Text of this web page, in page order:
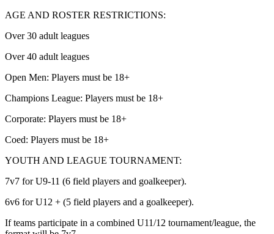
AGE AND ROSTER RESTRICTIONS:​​​​‌ ‍ ​‍​‍‌‍ ‌ ​‍‌‍‍‌‌‍‌ ‌‍‍‌‌‍ ‍​‍​‍​ ‍‍​‍​‍‌ ​ ‌‍​‌‌‍ ‍‌‍‍‌‌ ‌​‌ ‍‌​‍ ‍‌‍‍‌‌‍ ​‍​‍​‍ ​​‍​‍‌‍‍​‌ ​‍‌‍‌‌‌‍‌‍​‍​‍​ ‍‍​‍​‍‌‍‍​‌ ‌​‌ ‌​‌ ​​‌ ​ ​ ‍‍​‍ ​‍ ‌‍​ ‌‍‍​‌‍‌‌‌‍ ​‌ ​ ‌‍‌‌‌‍​‌‌ ​​‌‍‍‌‌‍‌‌‌ ​‍‌ ​ ​‍ ‍‌ ​ ‌‍​‌‌‍ ‍‌‍‍‌‌ ‌​‌ ‍‌​‍ ‍‌ ​ ‌ ‌​‌ ‌‌‌‍‌​‌‍‍‌‌‍ ​‍ ‌‍‍‌‌‍ ‍‌ ‌​‌‍‌‌‌‍ ‍‌ ‌​​‍ ‌‍‌‌‌‍‌​‌‍‍‌‌ ‌​​‍ ‌‍ ‌‌‍ ‌‍‌​‌‍‌‌​ ‌‌ ​​‌ ​‍‌‍‌‌‌ ​ ‌‍‌‌‌‍ ‍‌ ‌​‌‍​‌‌ ‌​‌‍‍‌‌‍ ‌‍ ‍​ ‍ ‌‍‍‌‌‍‌​​ ‌‌‍​‍​ ‌‌​ ‍​​ ‍‌​ ​‌​ ‍​‌‍‌‍​ ‍​​‍ ‌‌‍​‌‌‍​ ​ ‍​​ ‌​​‍ ‌​ ‌​​ ‌ ‌‍​‍​ ​‌​‍ ‌​ ‍​​ ​​​ ‌‌‌‍‌​​‍ ‌​ ​​​ ‌ ​ ​‌‌‍‌‍​ ​‌​ ‌‌​ ‍​​ ‍‌​ ‍​​ ‌‌​ ‌‌​ ​​​ ‍ ‌ ‌​‌ ‍‌‌ ​​‌‍‌‌​ ‌‌‍‌‍‌‍​‌‌ ​‌​ ‍ ‌ ​​‌‍​‌‌ ‌​‌‍‍​​ ‌‌ ​‍‌‍‍‌‌‍​ ‌‍‍​‌‌‌​‌‍‌‌‌ ‍​‌ ‌​​‍‌‌​ ‌‌‌​​‍‌‌ ‌‍‍ ‌‍‌‌‌ ‍‌​‍‌‌​ ​ ‌​‌​​‍‌‌​ ​ ‌​‌​​‍‌‌​ ​‍​ ​‍‌‍‌‍​ ​ ‌‍​ ‌‍‌‍‌‍‌‍​ ‌ ​ ​‌​ ​‍‌‍​‍​ ‍‌‌‍​‍​ ‌‍​‍‌‌​ ​‍​ ​‍​‍‌‌​ ‌‌‌​‌​​‍ ‍‌‍​ ‌‍‍​‌‍‍‌‌‍ ​‌‍‌​‌ ​‍‌‍‌‌‌‍ ‍​‍‌‌​ ‌‌‌​​‍‌‌ ‌‍‍ ‌‍‌‌‌ ‍‌​‍‌‌​ ​ ‌​‌​​‍‌‌​ ​ ‌​‌​​‍‌‌​ ​‍​ ​‍​ ‌​​ ‌​‌‍‌​‌‍​‌​ ‌‍​ ‌ ​ ​‍​ ‍‌​ ​‍‌‍‌​​ ‌‌​ ‌‍​‍‌‌​ ​‍​ ​‍​‍‌‌​ ‌‌‌​‌​​‍ ‍‌ ‌​‌‍‌‌‌ ‍​‌ ‌​​ ‌‍​‍‌‍​‌‌ ​ ‌‍‌‌‌‌‌‌‌ ​‍‌‍ ​​ ‌‌‍‍​‌ ‌​‌ ‌​‌ ​​‌ ​ ​‍‌‌​ ​ ‌​​‌​‍‌‌​ ​‍‌​‌‍​‍‌‌​ ​‍‌​‌‍‌‍​ ‌‍‍​‌‍‌‌‌‍ ​‌ ​ ‌‍‌‌‌‍​‌‌ ​​‌‍‍‌‌‍‌‌‌ ​‍‌ ​ ​‍ ‍‌ ​ ‌‍​‌‌‍ ‍‌‍‍‌‌ ‌​‌ ‍‌​‍ ‍‌ ​ ‌ ‌​‌ ‌‌‌‍‌​‌‍‍‌‌‍ ​‍‌‍‌‍‍‌‌‍‌​​ ‌‌‍​‍​ ‌‌​ ‍​​ ‍‌​ ​‌​ ‍​‌‍‌‍​ ‍​​‍ ‌‌‍​‌‌‍​ ​ ‍​​ ‌​​‍ ‌​ ‌​​ ‌ ‌‍​‍​ ​‌​‍ ‌​ ‍​​ ​​​ ‌‌‌‍‌​​‍ ‌​ ​​​ ‌ ​ ​‌‌‍‌‍​ ​‌​ ‌‌​ ‍​​ ‍‌​ ‍​​ ‌‌​ ‌‌​ ​​​‍‌‍‌ ‌​‌ ‍‌‌ ​​‌‍‌‌​ ‌‌‍‌‍‌‍​‌‌ ​‌​‍‌‍‌ ​​‌‍​‌‌ ‌​‌‍‍​​ ‌‌ ​‍‌‍‍‌‌‍​ ‌‍‍​‌‌‌​‌‍‌‌‌ ‍​‌ ‌​​‍‌‌​ ‌‌‌​​‍‌‌ ‌‍‍ ‌‍‌‌‌ ‍‌​‍‌‌​ ​ ‌​‌​​‍‌‌​ ​ ‌​‌​​‍‌‌​ ​‍​ ​‍‌‍‌‍​ ​ ‌‍​ ‌‍‌‍‌‍‌‍​ ‌ ​ ​‌​ ​‍‌‍​‍​ ‍‌‌‍​‍​ ‌‍​‍‌‌​ ​‍​ ​‍​‍‌‌​ ‌‌‌​‌​​‍ ‍‌‍​ ‌‍‍​‌‍‍‌‌‍ ​‌‍‌​‌ ​‍‌‍‌‌‌‍ ‍​‍‌‌​ ‌‌‌​​‍‌‌ ‌‍‍ ‌‍‌‌‌ ‍‌​‍‌‌​ ​ ‌​‌​​‍‌‌​ ​ ‌​‌​​‍‌‌​ ​‍​ ​‍​ ‌​​ ‌​‌‍‌​‌‍​‌​ ‌‍​ ‌ ​ ​‍​ ‍‌​ ​‍‌‍‌​​ ‌‌​ ‌‍​‍‌‌​ ​‍​ ​‍​‍‌‌​ ‌‌‌​‌​​‍ ‍‌ ‌​‌‍‌‌‌ ‍​‌ ‌​​‍‌‍‌ ​​‌‍‌‌‌ ​‍‌ ​ ‌ ​​‌‍‌‌‌‍​ ‌ ‌​‌‍‍‌‌ ‌‍‌‍‌‌​ ‌‌ ​​‌ ‌‌‌‍​‍‌‍ ​‌‍‍‌‌ ​ ‌‍‍​‌‍‌‌‌‍‌​​‍​‍‌ ‌
Over 30 adult leagues​​​​‌ ‍ ​‍​‍‌‍ ‌ ​‍‌‍‍‌‌‍‌ ‌‍‍‌‌‍ ‍​‍​‍​ ‍‍​‍​‍‌ ​ ‌‍​‌‌‍ ‍‌‍‍‌‌ ‌​‌ ‍‌​‍ ‍‌‍‍‌‌‍ ​‍​‍​‍ ​​‍​‍‌‍‍​‌ ​‍‌‍‌‌‌‍‌‍​‍​‍​ ‍‍​‍​‍‌‍‍​‌ ‌​‌ ‌​‌ ​​‌ ​ ​ ‍‍​‍ ​‍ ‌‍​ ‌‍‍​‌‍‌‌‌‍ ​‌ ​ ‌‍‌‌‌‍​‌‌ ​​‌‍‍‌‌‍‌‌‌ ​‍‌ ​ ​‍ ‍‌ ​ ‌‍​‌‌‍ ‍‌‍‍‌‌ ‌​‌ ‍‌​‍ ‍‌ ​ ‌ ‌​‌ ‌‌‌‍‌​‌‍‍‌‌‍ ​‍ ‌‍‍‌‌‍ ‍‌ ‌​‌‍‌‌‌‍ ‍‌ ‌​​‍ ‌‍‌‌‌‍‌​‌‍‍‌‌ ‌​​‍ ‌‍ ‌‌‍ ‌‍‌​‌‍‌‌​ ‌‌ ​​‌ ​‍‌‍‌‌‌ ​ ‌‍‌‌‌‍ ‍‌ ‌​‌‍​‌‌ ‌​‌‍‍‌‌‍ ‌‍ ‍​ ‍ ‌‍‍‌‌‍‌​​ ‌‌‍​‍​ ‌‌​ ‍​​ ‍‌​ ​‌​ ‍​‌‍‌‍​ ‍​​‍ ‌‌‍​‌‌‍​ ​ ‍​​ ‌​​‍ ‌​ ‌​​ ‌ ‌‍​‍​ ​‌​‍ ‌​ ‍​​ ​​​ ‌‌‌‍‌​​‍ ‌​ ​​​ ‌ ​ ​‌‌‍‌‍​ ​‌​ ‌‌​ ‍​​ ‍‌​ ‍​​ ‌‌​ ‌‌​ ​​​ ‍ ‌ ‌​‌ ‍‌‌ ​​‌‍‌‌​ ‌‌‍‌‍‌‍​‌‌ ​‌​ ‍ ‌ ​​‌‍​‌‌ ‌​‌‍‍​​ ‌‌ ​‍‌‍‍‌‌‍​ ‌‍‍​‌‌‌​‌‍‌‌‌ ‍​‌ ‌​​‍‌‌​ ‌‌‌​​‍‌‌ ‌‍‍ ‌‍‌‌‌ ‍‌​‍‌‌​ ​ ‌​‌​​‍‌‌​ ​ ‌​‌​​‍‌‌​ ​‍​ ​‍‌‍​‍​ ‌ ​ ​‌‌‍​‌​ ​ ​ ​‌‌‍​ ​ ‍‌‌‍‌‍​ ‍​‌‍‌‍​ ​‍​‍‌‌​ ​‍​ ​‍​‍‌‌​ ‌‌‌​‌​​‍ ‍‌‍​ ‌‍‍​‌‍‍‌‌‍ ​‌‍‌​‌ ​‍‌‍‌‌‌‍ ‍​‍‌‌​ ‌‌‌​​‍‌‌ ‌‍‍ ‌‍‌‌‌ ‍‌​‍‌‌​ ​ ‌​‌​​‍‌‌​ ​ ‌​‌​​‍‌‌​ ​‍​ ​‍​ ​‍​ ‌‌​ ​‍​ ​‍‌‍‌​​ ​‌​ ​​​ ‌ ​ ​‍​ ‌​​ ‌‍‌‍​‍​‍‌‌​ ​‍​ ​‍​‍‌‌​ ‌‌‌​‌​​‍ ‍‌ ‌​‌‍‌‌‌ ‍​‌ ‌​​ ‌‍​‍‌‍​‌‌ ​ ‌‍‌‌‌‌‌‌‌ ​‍‌‍ ​​ ‌‌‍‍​‌ ‌​‌ ‌​‌ ​​‌ ​ ​‍‌‌​ ​ ‌​​‌​‍‌‌​ ​‍‌​‌‍​‍‌‌​ ​‍‌​‌‍‌‍​ ‌‍‍​‌‍‌‌‌‍ ​‌ ​ ‌‍‌‌‌‍​‌‌ ​​‌‍‍‌‌‍‌‌‌ ​‍‌ ​ ​‍ ‍‌ ​ ‌‍​‌‌‍ ‍‌‍‍‌‌ ‌​‌ ‍‌​‍ ‍‌ ​ ‌ ‌​‌ ‌‌‌‍‌​‌‍‍‌‌‍ ​‍‌‍‌‍‍‌‌‍‌​​ ‌‌‍​‍​ ‌‌​ ‍​​ ‍‌​ ​‌​ ‍​‌‍‌‍​ ‍​​‍ ‌‌‍​‌‌‍​ ​ ‍​​ ‌​​‍ ‌​ ‌​​ ‌ ‌‍​‍​ ​‌​‍ ‌​ ‍​​ ​​​ ‌‌‌‍‌​​‍ ‌​ ​​​ ‌ ​ ​‌‌‍‌‍​ ​‌​ ‌‌​ ‍​​ ‍‌​ ‍​​ ‌‌​ ‌‌​ ​​​‍‌‍‌ ‌​‌ ‍‌‌ ​​‌‍‌‌​ ‌‌‍‌‍‌‍​‌‌ ​‌​‍‌‍‌ ​​‌‍​‌‌ ‌​‌‍‍​​ ‌‌ ​‍‌‍‍‌‌‍​ ‌‍‍​‌‌‌​‌‍‌‌‌ ‍​‌ ‌​​‍‌‌​ ‌‌‌​​‍‌‌ ‌‍‍ ‌‍‌‌‌ ‍‌​‍‌‌​ ​ ‌​‌​​‍‌‌​ ​ ‌​‌​​‍‌‌​ ​‍​ ​‍‌‍​‍​ ‌ ​ ​‌‌‍​‌​ ​ ​ ​‌‌‍​ ​ ‍‌‌‍‌‍​ ‍​‌‍‌‍​ ​‍​‍‌‌​ ​‍​ ​‍​‍‌‌​ ‌‌‌​‌​​‍ ‍‌‍​ ‌‍‍​‌‍‍‌‌‍ ​‌‍‌​‌ ​‍‌‍‌‌‌‍ ‍​‍‌‌​ ‌‌‌​​‍‌‌ ‌‍‍ ‌‍‌‌‌ ‍‌​‍‌‌​ ​ ‌​‌​​‍‌‌​ ​ ‌​‌​​‍‌‌​ ​‍​ ​‍​ ​‍​ ‌‌​ ​‍​ ​‍‌‍‌​​ ​‌​ ​​​ ‌ ​ ​‍​ ‌​​ ‌‍‌‍​‍​‍‌‌​ ​‍​ ​‍​‍‌‌​ ‌‌‌​‌​​‍ ‍‌ ‌​‌‍‌‌‌ ‍​‌ ‌​​‍‌‍‌ ​​‌‍‌‌‌ ​‍‌ ​ ‌ ​​‌‍‌‌‌‍​ ‌ ‌​‌‍‍‌‌ ‌‍‌‍‌‌​ ‌‌ ​​‌ ‌‌‌‍​‍‌‍ ​‌‍‍‌‌ ​ ‌‍‍​‌‍‌‌‌‍‌​​‍​‍‌ ‌
Over 40 adult leagues​​​​‌ ‍ ​‍​‍‌‍ ‌ ​‍‌‍‍‌‌‍‌ ‌‍‍‌‌‍ ‍​‍​‍​ ‍‍​‍​‍‌ ​ ‌‍​‌‌‍ ‍‌‍‍‌‌ ‌​‌ ‍‌​‍ ‍‌‍‍‌‌‍ ​‍​‍​‍ ​​‍​‍‌‍‍​‌ ​‍‌‍‌‌‌‍‌‍​‍​‍​ ‍‍​‍​‍‌‍‍​‌ ‌​‌ ‌​‌ ​​‌ ​ ​ ‍‍​‍ ​‍ ‌‍​ ‌‍‍​‌‍‌‌‌‍ ​‌ ​ ‌‍‌‌‌‍​‌‌ ​​‌‍‍‌‌‍‌‌‌ ​‍‌ ​ ​‍ ‍‌ ​ ‌‍​‌‌‍ ‍‌‍‍‌‌ ‌​‌ ‍‌​‍ ‍‌ ​ ‌ ‌​‌ ‌‌‌‍‌​‌‍‍‌‌‍ ​‍ ‌‍‍‌‌‍ ‍‌ ‌​‌‍‌‌‌‍ ‍‌ ‌​​‍ ‌‍‌‌‌‍‌​‌‍‍‌‌ ‌​​‍ ‌‍ ‌‌‍ ‌‍‌​‌‍‌‌​ ‌‌ ​​‌ ​‍‌‍‌‌‌ ​ ‌‍‌‌‌‍ ‍‌ ‌​‌‍​‌‌ ‌​‌‍‍‌‌‍ ‌‍ ‍​ ‍ ‌‍‍‌‌‍‌​​ ‌‌‍​‍​ ‌‌​ ‍​​ ‍‌​ ​‌​ ‍​‌‍‌‍​ ‍​​‍ ‌‌‍​‌‌‍​ ​ ‍​​ ‌​​‍ ‌​ ‌​​ ‌ ‌‍​‍​ ​‌​‍ ‌​ ‍​​ ​​​ ‌‌‌‍‌​​‍ ‌​ ​​​ ‌ ​ ​‌‌‍‌‍​ ​‌​ ‌‌​ ‍​​ ‍‌​ ‍​​ ‌‌​ ‌‌​ ​​​ ‍ ‌ ‌​‌ ‍‌‌ ​​‌‍‌‌​ ‌‌‍‌‍‌‍​‌‌ ​‌​ ‍ ‌ ​​‌‍​‌‌ ‌​‌‍‍​​ ‌‌ ​‍‌‍‍‌‌‍​ ‌‍‍​‌‌‌​‌‍‌‌‌ ‍​‌ ‌​​‍‌‌​ ‌‌‌​​‍‌‌ ‌‍‍ ‌‍‌‌‌ ‍‌​‍‌‌​ ​ ‌​‌​​‍‌‌​ ​ ‌​‌​​‍‌‌​ ​‍​ ​‍​ ‍​​ ​‌​ ‌‍​ ​‌​ ‌‌​ ‌​‌‍‌‌‌‍‌‌‌‍‌‌‌‍​‌​ ​​​ ​‌​‍‌‌​ ​‍​ ​‍​‍‌‌​ ‌‌‌​‌​​‍ ‍‌‍​ ‌‍‍​‌‍‍‌‌‍ ​‌‍‌​‌ ​‍‌‍‌‌‌‍ ‍​‍‌‌​ ‌‌‌​​‍‌‌ ‌‍‍ ‌‍‌‌‌ ‍‌​‍‌‌​ ​ ‌​‌​​‍‌‌​ ​ ‌​‌​​‍‌‌​ ​‍​ ​‍​ ​‌​ ‌​​ ​ ‌‍‌‍‌‍‌​‌‍‌​​ ​​​ ‌​‌‍‌‍​ ​​​ ​‌​ ​‌​‍‌‌​ ​‍​ ​‍​‍‌‌​ ‌‌‌​‌​​‍ ‍‌ ‌​‌‍‌‌‌ ‍​‌ ‌​​ ‌‍​‍‌‍​‌‌ ​ ‌‍‌‌‌‌‌‌‌ ​‍‌‍ ​​ ‌‌‍‍​‌ ‌​‌ ‌​‌ ​​‌ ​ ​‍‌‌​ ​ ‌​​‌​‍‌‌​ ​‍‌​‌‍​‍‌‌​ ​‍‌​‌‍‌‍​ ‌‍‍​‌‍‌‌‌‍ ​‌ ​ ‌‍‌‌‌‍​‌‌ ​​‌‍‍‌‌‍‌‌‌ ​‍‌ ​ ​‍ ‍‌ ​ ‌‍​‌‌‍ ‍‌‍‍‌‌ ‌​‌ ‍‌​‍ ‍‌ ​ ‌ ‌​‌ ‌‌‌‍‌​‌‍‍‌‌‍ ​‍‌‍‌‍‍‌‌‍‌​​ ‌‌‍​‍​ ‌‌​ ‍​​ ‍‌​ ​‌​ ‍​‌‍‌‍​ ‍​​‍ ‌‌‍​‌‌‍​ ​ ‍​​ ‌​​‍ ‌​ ‌​​ ‌ ‌‍​‍​ ​‌​‍ ‌​ ‍​​ ​​​ ‌‌‌‍‌​​‍ ‌​ ​​​ ‌ ​ ​‌‌‍‌‍​ ​‌​ ‌‌​ ‍​​ ‍‌​ ‍​​ ‌‌​ ‌‌​ ​​​‍‌‍‌ ‌​‌ ‍‌‌ ​​‌‍‌‌​ ‌‌‍‌‍‌‍​‌‌ ​‌​‍‌‍‌ ​​‌‍​‌‌ ‌​‌‍‍​​ ‌‌ ​‍‌‍‍‌‌‍​ ‌‍‍​‌‌‌​‌‍‌‌‌ ‍​‌ ‌​​‍‌‌​ ‌‌‌​​‍‌‌ ‌‍‍ ‌‍‌‌‌ ‍‌​‍‌‌​ ​ ‌​‌​​‍‌‌​ ​ ‌​‌​​‍‌‌​ ​‍​ ​‍​ ‍​​ ​‌​ ‌‍​ ​‌​ ‌‌​ ‌​‌‍‌‌‌‍‌‌‌‍‌‌‌‍​‌​ ​​​ ​‌​‍‌‌​ ​‍​ ​‍​‍‌‌​ ‌‌‌​‌​​‍ ‍‌‍​ ‌‍‍​‌‍‍‌‌‍ ​‌‍‌​‌ ​‍‌‍‌‌‌‍ ‍​‍‌‌​ ‌‌‌​​‍‌‌ ‌‍‍ ‌‍‌‌‌ ‍‌​‍‌‌​ ​ ‌​‌​​‍‌‌​ ​ ‌​‌​​‍‌‌​ ​‍​ ​‍​ ​‌​ ‌​​ ​ ‌‍‌‍‌‍‌​‌‍‌​​ ​​​ ‌​‌‍‌‍​ ​​​ ​‌​ ​‌​‍‌‌​ ​‍​ ​‍​‍‌‌​ ‌‌‌​‌​​‍ ‍‌ ‌​‌‍‌‌‌ ‍​‌ ‌​​‍‌‍‌ ​​‌‍‌‌‌ ​‍‌ ​ ‌ ​​‌‍‌‌‌‍​ ‌ ‌​‌‍‍‌‌ ‌‍‌‍‌‌​ ‌‌ ​​‌ ‌‌‌‍​‍‌‍ ​‌‍‍‌‌ ​ ‌‍‍​‌‍‌‌‌‍‌​​‍​‍‌ ‌
Open Men: Players must be 18+​​​​‌ ‍ ​‍​‍‌‍ ‌ ​‍‌‍‍‌‌‍‌ ‌‍‍‌‌‍ ‍​‍​‍​ ‍‍​‍​‍‌ ​ ‌‍​‌‌‍ ‍‌‍‍‌‌ ‌​‌ ‍‌​‍ ‍‌‍‍‌‌‍ ​‍​‍​‍ ​​‍​‍‌‍‍​‌ ​‍‌‍‌‌‌‍‌‍​‍​‍​ ‍‍​‍​‍‌‍‍​‌ ‌​‌ ‌​‌ ​​‌ ​ ​ ‍‍​‍ ​‍ ‌‍​ ‌‍‍​‌‍‌‌‌‍ ​‌ ​ ‌‍‌‌‌‍​‌‌ ​​‌‍‍‌‌‍‌‌‌ ​‍‌ ​ ​‍ ‍‌ ​ ‌‍​‌‌‍ ‍‌‍‍‌‌ ‌​‌ ‍‌​‍ ‍‌ ​ ‌ ‌​‌ ‌‌‌‍‌​‌‍‍‌‌‍ ​‍ ‌‍‍‌‌‍ ‍‌ ‌​‌‍‌‌‌‍ ‍‌ ‌​​‍ ‌‍‌‌‌‍‌​‌‍‍‌‌ ‌​​‍ ‌‍ ‌‌‍ ‌‍‌​‌‍‌‌​ ‌‌ ​​‌ ​‍‌‍‌‌‌ ​ ‌‍‌‌‌‍ ‍‌ ‌​‌‍​‌‌ ‌​‌‍‍‌‌‍ ‌‍ ‍​ ‍ ‌‍‍‌‌‍‌​​ ‌‌‍​‍​ ‌‌​ ‍​​ ‍‌​ ​‌​ ‍​‌‍‌‍​ ‍​​‍ ‌‌‍​‌‌‍​ ​ ‍​​ ‌​​‍ ‌​ ‌​​ ‌ ‌‍​‍​ ​‌​‍ ‌​ ‍​​ ​​​ ‌‌‌‍‌​​‍ ‌​ ​​​ ‌ ​ ​‌‌‍‌‍​ ​‌​ ‌‌​ ‍​​ ‍‌​ ‍​​ ‌‌​ ‌‌​ ​​​ ‍ ‌ ‌​‌ ‍‌‌ ​​‌‍‌‌​ ‌‌‍‌‍‌‍​‌‌ ​‌​ ‍ ‌ ​​‌‍​‌‌ ‌​‌‍‍​​ ‌‌ ​‍‌‍‍‌‌‍​ ‌‍‍​‌‌‌​‌‍‌‌‌ ‍​‌ ‌​​‍‌‌​ ‌‌‌​​‍‌‌ ‌‍‍ ‌‍‌‌‌ ‍‌​‍‌‌​ ​ ‌​‌​​‍‌‌​ ​ ‌​‌​​‍‌‌​ ​‍​ ​‍‌‍​‌‌‍​ ​ ‌​​ ‌ ​ ‌ ​ ​​‌‍​‍‌‍​ ​ ‌​‌‍‌​​ ‍‌‌‍​‍​‍‌‌​ ​‍​ ​‍​‍‌‌​ ‌‌‌​‌​​‍ ‍‌‍​ ‌‍‍​‌‍‍‌‌‍ ​‌‍‌​‌ ​‍‌‍‌‌‌‍ ‍​‍‌‌​ ‌‌‌​​‍‌‌ ‌‍‍ ‌‍‌‌‌ ‍‌​‍‌‌​ ​ ‌​‌​​‍‌‌​ ​ ‌​‌​​‍‌‌​ ​‍​ ​‍​ ​​​ ‍‌​ ‌‌‌‍​ ‌‍‌‍​ ​‍‌‍​‍‌‍​ ​ ​‌‌‍‌​‌‍​‍​ ‌ ​‍‌‌​ ​‍​ ​‍​‍‌‌​ ‌‌‌​‌​​‍ ‍‌ ‌​‌‍‌‌‌ ‍​‌ ‌​​ ‌‍​‍‌‍​‌‌ ​ ‌‍‌‌‌‌‌‌‌ ​‍‌‍ ​​ ‌‌‍‍​‌ ‌​‌ ‌​‌ ​​‌ ​ ​‍‌‌​ ​ ‌​​‌​‍‌‌​ ​‍‌​‌‍​‍‌‌​ ​‍‌​‌‍‌‍​ ‌‍‍​‌‍‌‌‌‍ ​‌ ​ ‌‍‌‌‌‍​‌‌ ​​‌‍‍‌‌‍‌‌‌ ​‍‌ ​ ​‍ ‍‌ ​ ‌‍​‌‌‍ ‍‌‍‍‌‌ ‌​‌ ‍‌​‍ ‍‌ ​ ‌ ‌​‌ ‌‌‌‍‌​‌‍‍‌‌‍ ​‍‌‍‌‍‍‌‌‍‌​​ ‌‌‍​‍​ ‌‌​ ‍​​ ‍‌​ ​‌​ ‍​‌‍‌‍​ ‍​​‍ ‌‌‍​‌‌‍​ ​ ‍​​ ‌​​‍ ‌​ ‌​​ ‌ ‌‍​‍​ ​‌​‍ ‌​ ‍​​ ​​​ ‌‌‌‍‌​​‍ ‌​ ​​​ ‌ ​ ​‌‌‍‌‍​ ​‌​ ‌‌​ ‍​​ ‍‌​ ‍​​ ‌‌​ ‌‌​ ​​​‍‌‍‌ ‌​‌ ‍‌‌ ​​‌‍‌‌​ ‌‌‍‌‍‌‍​‌‌ ​‌​‍‌‍‌ ​​‌‍​‌‌ ‌​‌‍‍​​ ‌‌ ​‍‌‍‍‌‌‍​ ‌‍‍​‌‌‌​‌‍‌‌‌ ‍​‌ ‌​​‍‌‌​ ‌‌‌​​‍‌‌ ‌‍‍ ‌‍‌‌‌ ‍‌​‍‌‌​ ​ ‌​‌​​‍‌‌​ ​ ‌​‌​​‍‌‌​ ​‍​ ​‍‌‍​‌‌‍​ ​ ‌​​ ‌ ​ ‌ ​ ​​‌‍​‍‌‍​ ​ ‌​‌‍‌​​ ‍‌‌‍​‍​‍‌‌​ ​‍​ ​‍​‍‌‌​ ‌‌‌​‌​​‍ ‍‌‍​ ‌‍‍​‌‍‍‌‌‍ ​‌‍‌​‌ ​‍‌‍‌‌‌‍ ‍​‍‌‌​ ‌‌‌​​‍‌‌ ‌‍‍ ‌‍‌‌‌ ‍‌​‍‌‌​ ​ ‌​‌​​‍‌‌​ ​ ‌​‌​​‍‌‌​ ​‍​ ​‍​ ​​​ ‍‌​ ‌‌‌‍​ ‌‍‌‍​ ​‍‌‍​‍‌‍​ ​ ​‌‌‍‌​‌‍​‍​ ‌ ​‍‌‌​ ​‍​ ​‍​‍‌‌​ ‌‌‌​‌​​‍ ‍‌ ‌​‌‍‌‌‌ ‍​‌ ‌​​‍‌‍‌ ​​‌‍‌‌‌ ​‍‌ ​ ‌ ​​‌‍‌‌‌‍​ ‌ ‌​‌‍‍‌‌ ‌‍‌‍‌‌​ ‌‌ ​​‌ ‌‌‌‍​‍‌‍ ​‌‍‍‌‌ ​ ‌‍‍​‌‍‌‌‌‍‌​​‍​‍‌ ‌
Champions League: Players must be 18+​​​​‌ ‍ ​‍​‍‌‍ ‌ ​‍‌‍‍‌‌‍‌ ‌‍‍‌‌‍ ‍​‍​‍​ ‍‍​‍​‍‌ ​ ‌‍​‌‌‍ ‍‌‍‍‌‌ ‌​‌ ‍‌​‍ ‍‌‍‍‌‌‍ ​‍​‍​‍ ​​‍​‍‌‍‍​‌ ​‍‌‍‌‌‌‍‌‍​‍​‍​ ‍‍​‍​‍‌‍‍​‌ ‌​‌ ‌​‌ ​​‌ ​ ​ ‍‍​‍ ​‍ ‌‍​ ‌‍‍​‌‍‌‌‌‍ ​‌ ​ ‌‍‌‌‌‍​‌‌ ​​‌‍‍‌‌‍‌‌‌ ​‍‌ ​ ​‍ ‍‌ ​ ‌‍​‌‌‍ ‍‌‍‍‌‌ ‌​‌ ‍‌​‍ ‍‌ ​ ‌ ‌​‌ ‌‌‌‍‌​‌‍‍‌‌‍ ​‍ ‌‍‍‌‌‍ ‍‌ ‌​‌‍‌‌‌‍ ‍‌ ‌​​‍ ‌‍‌‌‌‍‌​‌‍‍‌‌ ‌​​‍ ‌‍ ‌‌‍ ‌‍‌​‌‍‌‌​ ‌‌ ​​‌ ​‍‌‍‌‌‌ ​ ‌‍‌‌‌‍ ‍‌ ‌​‌‍​‌‌ ‌​‌‍‍‌‌‍ ‌‍ ‍​ ‍ ‌‍‍‌‌‍‌​​ ‌‌‍​‍​ ‌‌​ ‍​​ ‍‌​ ​‌​ ‍​‌‍‌‍​ ‍​​‍ ‌‌‍​‌‌‍​ ​ ‍​​ ‌​​‍ ‌​ ‌​​ ‌ ‌‍​‍​ ​‌​‍ ‌​ ‍​​ ​​​ ‌‌‌‍‌​​‍ ‌​ ​​​ ‌ ​ ​‌‌‍‌‍​ ​‌​ ‌‌​ ‍​​ ‍‌​ ‍​​ ‌‌​ ‌‌​ ​​​ ‍ ‌ ‌​‌ ‍‌‌ ​​‌‍‌‌​ ‌‌‍‌‍‌‍​‌‌ ​‌​ ‍ ‌ ​​‌‍​‌‌ ‌​‌‍‍​​ ‌‌ ​‍‌‍‍‌‌‍​ ‌‍‍​‌‌‌​‌‍‌‌‌ ‍​‌ ‌​​‍‌‌​ ‌‌‌​​‍‌‌ ‌‍‍ ‌‍‌‌‌ ‍‌​‍‌‌​ ​ ‌​‌​​‍‌‌​ ​ ‌​‌​​‍‌‌​ ​‍​ ​‍​ ​‌‌‍‌​​ ‌‍​ ‍‌​ ‍‌​ ‍​‌‍‌‌‌‍‌‌​ ​‍‌‍‌‌​ ‌‌‌‍‌​​‍‌‌​ ​‍​ ​‍​‍‌‌​ ‌‌‌​‌​​‍ ‍‌‍​ ‌‍‍​‌‍‍‌‌‍ ​‌‍‌​‌ ​‍‌‍‌‌‌‍ ‍​‍‌‌​ ‌‌‌​​‍‌‌ ‌‍‍ ‌‍‌‌‌ ‍‌​‍‌‌​ ​ ‌​‌​​‍‌‌​ ​ ‌​‌​​‍‌‌​ ​‍​ ​‍​ ‌‌​ ‌​​ ‌‌​ ‌‍​ ‌‍‌‍‌‍​ ​‍​ ‍​​ ​ ‌‍​‌‌‍​‍​ ‍​​‍‌‌​ ​‍​ ​‍​‍‌‌​ ‌‌‌​‌​​‍ ‍‌ ‌​‌‍‌‌‌ ‍​‌ ‌​​ ‌‍​‍‌‍​‌‌ ​ ‌‍‌‌‌‌‌‌‌ ​‍‌‍ ​​ ‌‌‍‍​‌ ‌​‌ ‌​‌ ​​‌ ​ ​‍‌‌​ ​ ‌​​‌​‍‌‌​ ​‍‌​‌‍​‍‌‌​ ​‍‌​‌‍‌‍​ ‌‍‍​‌‍‌‌‌‍ ​‌ ​ ‌‍‌‌‌‍​‌‌ ​​‌‍‍‌‌‍‌‌‌ ​‍‌ ​ ​‍ ‍‌ ​ ‌‍​‌‌‍ ‍‌‍‍‌‌ ‌​‌ ‍‌​‍ ‍‌ ​ ‌ ‌​‌ ‌‌‌‍‌​‌‍‍‌‌‍ ​‍‌‍‌‍‍‌‌‍‌​​ ‌‌‍​‍​ ‌‌​ ‍​​ ‍‌​ ​‌​ ‍​‌‍‌‍​ ‍​​‍ ‌‌‍​‌‌‍​ ​ ‍​​ ‌​​‍ ‌​ ‌​​ ‌ ‌‍​‍​ ​‌​‍ ‌​ ‍​​ ​​​ ‌‌‌‍‌​​‍ ‌​ ​​​ ‌ ​ ​‌‌‍‌‍​ ​‌​ ‌‌​ ‍​​ ‍‌​ ‍​​ ‌‌​ ‌‌​ ​​​‍‌‍‌ ‌​‌ ‍‌‌ ​​‌‍‌‌​ ‌‌‍‌‍‌‍​‌‌ ​‌​‍‌‍‌ ​​‌‍​‌‌ ‌​‌‍‍​​ ‌‌ ​‍‌‍‍‌‌‍​ ‌‍‍​‌‌‌​‌‍‌‌‌ ‍​‌ ‌​​‍‌‌​ ‌‌‌​​‍‌‌ ‌‍‍ ‌‍‌‌‌ ‍‌​‍‌‌​ ​ ‌​‌​​‍‌‌​ ​ ‌​‌​​‍‌‌​ ​‍​ ​‍​ ​‌‌‍‌​​ ‌‍​ ‍‌​ ‍‌​ ‍​‌‍‌‌‌‍‌‌​ ​‍‌‍‌‌​ ‌‌‌‍‌​​‍‌‌​ ​‍​ ​‍​‍‌‌​ ‌‌‌​‌​​‍ ‍‌‍​ ‌‍‍​‌‍‍‌‌‍ ​‌‍‌​‌ ​‍‌‍‌‌‌‍ ‍​‍‌‌​ ‌‌‌​​‍‌‌ ‌‍‍ ‌‍‌‌‌ ‍‌​‍‌‌​ ​ ‌​‌​​‍‌‌​ ​ ‌​‌​​‍‌‌​ ​‍​ ​‍​ ‌‌​ ‌​​ ‌‌​ ‌‍​ ‌‍‌‍‌‍​ ​‍​ ‍​​ ​ ‌‍​‌‌‍​‍​ ‍​​‍‌‌​ ​‍​ ​‍​‍‌‌​ ‌‌‌​‌​​‍ ‍‌ ‌​‌‍‌‌‌ ‍​‌ ‌​​‍‌‍‌ ​​‌‍‌‌‌ ​‍‌ ​ ‌ ​​‌‍‌‌‌‍​ ‌ ‌​‌‍‍‌‌ ‌‍‌‍‌‌​ ‌‌ ​​‌ ‌‌‌‍​‍‌‍ ​‌‍‍‌‌ ​ ‌‍‍​‌‍‌‌‌‍‌​​‍​‍‌ ‌
Corporate: Players must be 18+​​​​‌ ‍ ​‍​‍‌‍ ‌ ​‍‌‍‍‌‌‍‌ ‌‍‍‌‌‍ ‍​‍​‍​ ‍‍​‍​‍‌ ​ ‌‍​‌‌‍ ‍‌‍‍‌‌ ‌​‌ ‍‌​‍ ‍‌‍‍‌‌‍ ​‍​‍​‍ ​​‍​‍‌‍‍​‌ ​‍‌‍‌‌‌‍‌‍​‍​‍​ ‍‍​‍​‍‌‍‍​‌ ‌​‌ ‌​‌ ​​‌ ​ ​ ‍‍​‍ ​‍ ‌‍​ ‌‍‍​‌‍‌‌‌‍ ​‌ ​ ‌‍‌‌‌‍​‌‌ ​​‌‍‍‌‌‍‌‌‌ ​‍‌ ​ ​‍ ‍‌ ​ ‌‍​‌‌‍ ‍‌‍‍‌‌ ‌​‌ ‍‌​‍ ‍‌ ​ ‌ ‌​‌ ‌‌‌‍‌​‌‍‍‌‌‍ ​‍ ‌‍‍‌‌‍ ‍‌ ‌​‌‍‌‌‌‍ ‍‌ ‌​​‍ ‌‍‌‌‌‍‌​‌‍‍‌‌ ‌​​‍ ‌‍ ‌‌‍ ‌‍‌​‌‍‌‌​ ‌‌ ​​‌ ​‍‌‍‌‌‌ ​ ‌‍‌‌‌‍ ‍‌ ‌​‌‍​‌‌ ‌​‌‍‍‌‌‍ ‌‍ ‍​ ‍ ‌‍‍‌‌‍‌​​ ‌‌‍​‍​ ‌‌​ ‍​​ ‍‌​ ​‌​ ‍​‌‍‌‍​ ‍​​‍ ‌‌‍​‌‌‍​ ​ ‍​​ ‌​​‍ ‌​ ‌​​ ‌ ‌‍​‍​ ​‌​‍ ‌​ ‍​​ ​​​ ‌‌‌‍‌​​‍ ‌​ ​​​ ‌ ​ ​‌‌‍‌‍​ ​‌​ ‌‌​ ‍​​ ‍‌​ ‍​​ ‌‌​ ‌‌​ ​​​ ‍ ‌ ‌​‌ ‍‌‌ ​​‌‍‌‌​ ‌‌‍‌‍‌‍​‌‌ ​‌​ ‍ ‌ ​​‌‍​‌‌ ‌​‌‍‍​​ ‌‌ ​‍‌‍‍‌‌‍​ ‌‍‍​‌‌‌​‌‍‌‌‌ ‍​‌ ‌​​‍‌‌​ ‌‌‌​​‍‌‌ ‌‍‍ ‌‍‌‌‌ ‍‌​‍‌‌​ ​ ‌​‌​​‍‌‌​ ​ ‌​‌​​‍‌‌​ ​‍​ ​‍‌‍​ ​ ‍‌‌‍‌​​ ​​​ ​‍‌‍​‌‌‍‌​​ ‌ ​ ​‌‌‍​‍​ ‌‍​ ​‍​‍‌‌​ ​‍​ ​‍​‍‌‌​ ‌‌‌​‌​​‍ ‍‌‍​ ‌‍‍​‌‍‍‌‌‍ ​‌‍‌​‌ ​‍‌‍‌‌‌‍ ‍​‍‌‌​ ‌‌‌​​‍‌‌ ‌‍‍ ‌‍‌‌‌ ‍‌​‍‌‌​ ​ ‌​‌​​‍‌‌​ ​ ‌​‌​​‍‌‌​ ​‍​ ​‍​ ‌​​ ‌ ​ ‌‌​ ‌​​ ‌ ​ ‌‍​ ‍‌​ ‍‌​ ‍​​ ‌ ‌‍‌‍‌‍‌​​‍‌‌​ ​‍​ ​‍​‍‌‌​ ‌‌‌​‌​​‍ ‍‌ ‌​‌‍‌‌‌ ‍​‌ ‌​​ ‌‍​‍‌‍​‌‌ ​ ‌‍‌‌‌‌‌‌‌ ​‍‌‍ ​​ ‌‌‍‍​‌ ‌​‌ ‌​‌ ​​‌ ​ ​‍‌‌​ ​ ‌​​‌​‍‌‌​ ​‍‌​‌‍​‍‌‌​ ​‍‌​‌‍‌‍​ ‌‍‍​‌‍‌‌‌‍ ​‌ ​ ‌‍‌‌‌‍​‌‌ ​​‌‍‍‌‌‍‌‌‌ ​‍‌ ​ ​‍ ‍‌ ​ ‌‍​‌‌‍ ‍‌‍‍‌‌ ‌​‌ ‍‌​‍ ‍‌ ​ ‌ ‌​‌ ‌‌‌‍‌​‌‍‍‌‌‍ ​‍‌‍‌‍‍‌‌‍‌​​ ‌‌‍​‍​ ‌‌​ ‍​​ ‍‌​ ​‌​ ‍​‌‍‌‍​ ‍​​‍ ‌‌‍​‌‌‍​ ​ ‍​​ ‌​​‍ ‌​ ‌​​ ‌ ‌‍​‍​ ​‌​‍ ‌​ ‍​​ ​​​ ‌‌‌‍‌​​‍ ‌​ ​​​ ‌ ​ ​‌‌‍‌‍​ ​‌​ ‌‌​ ‍​​ ‍‌​ ‍​​ ‌‌​ ‌‌​ ​​​‍‌‍‌ ‌​‌ ‍‌‌ ​​‌‍‌‌​ ‌‌‍‌‍‌‍​‌‌ ​‌​‍‌‍‌ ​​‌‍​‌‌ ‌​‌‍‍​​ ‌‌ ​‍‌‍‍‌‌‍​ ‌‍‍​‌‌‌​‌‍‌‌‌ ‍​‌ ‌​​‍‌‌​ ‌‌‌​​‍‌‌ ‌‍‍ ‌‍‌‌‌ ‍‌​‍‌‌​ ​ ‌​‌​​‍‌‌​ ​ ‌​‌​​‍‌‌​ ​‍​ ​‍‌‍​ ​ ‍‌‌‍‌​​ ​​​ ​‍‌‍​‌‌‍‌​​ ‌ ​ ​‌‌‍​‍​ ‌‍​ ​‍​‍‌‌​ ​‍​ ​‍​‍‌‌​ ‌‌‌​‌​​‍ ‍‌‍​ ‌‍‍​‌‍‍‌‌‍ ​‌‍‌​‌ ​‍‌‍‌‌‌‍ ‍​‍‌‌​ ‌‌‌​​‍‌‌ ‌‍‍ ‌‍‌‌‌ ‍‌​‍‌‌​ ​ ‌​‌​​‍‌‌​ ​ ‌​‌​​‍‌‌​ ​‍​ ​‍​ ‌​​ ‌ ​ ‌‌​ ‌​​ ‌ ​ ‌‍​ ‍‌​ ‍‌​ ‍​​ ‌ ‌‍‌‍‌‍‌​​‍‌‌​ ​‍​ ​‍​‍‌‌​ ‌‌‌​‌​​‍ ‍‌ ‌​‌‍‌‌‌ ‍​‌ ‌​​‍‌‍‌ ​​‌‍‌‌‌ ​‍‌ ​ ‌ ​​‌‍‌‌‌‍​ ‌ ‌​‌‍‍‌‌ ‌‍‌‍‌‌​ ‌‌ ​​‌ ‌‌‌‍​‍‌‍ ​‌‍‍‌‌ ​ ‌‍‍​‌‍‌‌‌‍‌​​‍​‍‌ ‌
Coed: Players must be 18+​​​​‌ ‍ ​‍​‍‌‍ ‌ ​‍‌‍‍‌‌‍‌ ‌‍‍‌‌‍ ‍​‍​‍​ ‍‍​‍​‍‌ ​ ‌‍​‌‌‍ ‍‌‍‍‌‌ ‌​‌ ‍‌​‍ ‍‌‍‍‌‌‍ ​‍​‍​‍ ​​‍​‍‌‍‍​‌ ​‍‌‍‌‌‌‍‌‍​‍​‍​ ‍‍​‍​‍‌‍‍​‌ ‌​‌ ‌​‌ ​​‌ ​ ​ ‍‍​‍ ​‍ ‌‍​ ‌‍‍​‌‍‌‌‌‍ ​‌ ​ ‌‍‌‌‌‍​‌‌ ​​‌‍‍‌‌‍‌‌‌ ​‍‌ ​ ​‍ ‍‌ ​ ‌‍​‌‌‍ ‍‌‍‍‌‌ ‌​‌ ‍‌​‍ ‍‌ ​ ‌ ‌​‌ ‌‌‌‍‌​‌‍‍‌‌‍ ​‍ ‌‍‍‌‌‍ ‍‌ ‌​‌‍‌‌‌‍ ‍‌ ‌​​‍ ‌‍‌‌‌‍‌​‌‍‍‌‌ ‌​​‍ ‌‍ ‌‌‍ ‌‍‌​‌‍‌‌​ ‌‌ ​​‌ ​‍‌‍‌‌‌ ​ ‌‍‌‌‌‍ ‍‌ ‌​‌‍​‌‌ ‌​‌‍‍‌‌‍ ‌‍ ‍​ ‍ ‌‍‍‌‌‍‌​​ ‌‌‍​‍​ ‌‌​ ‍​​ ‍‌​ ​‌​ ‍​‌‍‌‍​ ‍​​‍ ‌‌‍​‌‌‍​ ​ ‍​​ ‌​​‍ ‌​ ‌​​ ‌ ‌‍​‍​ ​‌​‍ ‌​ ‍​​ ​​​ ‌‌‌‍‌​​‍ ‌​ ​​​ ‌ ​ ​‌‌‍‌‍​ ​‌​ ‌‌​ ‍​​ ‍‌​ ‍​​ ‌‌​ ‌‌​ ​​​ ‍ ‌ ‌​‌ ‍‌‌ ​​‌‍‌‌​ ‌‌‍‌‍‌‍​‌‌ ​‌​ ‍ ‌ ​​‌‍​‌‌ ‌​‌‍‍​​ ‌‌ ​‍‌‍‍‌‌‍​ ‌‍‍​‌‌‌​‌‍‌‌‌ ‍​‌ ‌​​‍‌‌​ ‌‌‌​​‍‌‌ ‌‍‍ ‌‍‌‌‌ ‍‌​‍‌‌​ ​ ‌​‌​​‍‌‌​ ​ ‌​‌​​‍‌‌​ ​‍​ ​‍‌‍​‌​ ​​‌‍​ ‌‍‌​​ ​ ​ ‍‌​ ‌​‌‍‌​​ ‍​​ ​ ‌‍​‍‌‍‌‍​‍‌‌​ ​‍​ ​‍​‍‌‌​ ‌‌‌​‌​​‍ ‍‌‍​ ‌‍‍​‌‍‍‌‌‍ ​‌‍‌​‌ ​‍‌‍‌‌‌‍ ‍​‍‌‌​ ‌‌‌​​‍‌‌ ‌‍‍ ‌‍‌‌‌ ‍‌​‍‌‌​ ​ ‌​‌​​‍‌‌​ ​ ‌​‌​​‍‌‌​ ​‍​ ​‍​ ​‍‌‍‌‌​ ‍‌​ ‌​​ ​‍​ ‌​​ ‌‍‌‍‌​​ ‍‌​ ​ ‌‍​ ‌‍‌‍​‍‌‌​ ​‍​ ​‍​‍‌‌​ ‌‌‌​‌​​‍ ‍‌ ‌​‌‍‌‌‌ ‍​‌ ‌​​ ‌‍​‍‌‍​‌‌ ​ ‌‍‌‌‌‌‌‌‌ ​‍‌‍ ​​ ‌‌‍‍​‌ ‌​‌ ‌​‌ ​​‌ ​ ​‍‌‌​ ​ ‌​​‌​‍‌‌​ ​‍‌​‌‍​‍‌‌​ ​‍‌​‌‍‌‍​ ‌‍‍​‌‍‌‌‌‍ ​‌ ​ ‌‍‌‌‌‍​‌‌ ​​‌‍‍‌‌‍‌‌‌ ​‍‌ ​ ​‍ ‍‌ ​ ‌‍​‌‌‍ ‍‌‍‍‌‌ ‌​‌ ‍‌​‍ ‍‌ ​ ‌ ‌​‌ ‌‌‌‍‌​‌‍‍‌‌‍ ​‍‌‍‌‍‍‌‌‍‌​​ ‌‌‍​‍​ ‌‌​ ‍​​ ‍‌​ ​‌​ ‍​‌‍‌‍​ ‍​​‍ ‌‌‍​‌‌‍​ ​ ‍​​ ‌​​‍ ‌​ ‌​​ ‌ ‌‍​‍​ ​‌​‍ ‌​ ‍​​ ​​​ ‌‌‌‍‌​​‍ ‌​ ​​​ ‌ ​ ​‌‌‍‌‍​ ​‌​ ‌‌​ ‍​​ ‍‌​ ‍​​ ‌‌​ ‌‌​ ​​​‍‌‍‌ ‌​‌ ‍‌‌ ​​‌‍‌‌​ ‌‌‍‌‍‌‍​‌‌ ​‌​‍‌‍‌ ​​‌‍​‌‌ ‌​‌‍‍​​ ‌‌ ​‍‌‍‍‌‌‍​ ‌‍‍​‌‌‌​‌‍‌‌‌ ‍​‌ ‌​​‍‌‌​ ‌‌‌​​‍‌‌ ‌‍‍ ‌‍‌‌‌ ‍‌​‍‌‌​ ​ ‌​‌​​‍‌‌​ ​ ‌​‌​​‍‌‌​ ​‍​ ​‍‌‍​‌​ ​​‌‍​ ‌‍‌​​ ​ ​ ‍‌​ ‌​‌‍‌​​ ‍​​ ​ ‌‍​‍‌‍‌‍​‍‌‌​ ​‍​ ​‍​‍‌‌​ ‌‌‌​‌​​‍ ‍‌‍​ ‌‍‍​‌‍‍‌‌‍ ​‌‍‌​‌ ​‍‌‍‌‌‌‍ ‍​‍‌‌​ ‌‌‌​​‍‌‌ ‌‍‍ ‌‍‌‌‌ ‍‌​‍‌‌​ ​ ‌​‌​​‍‌‌​ ​ ‌​‌​​‍‌‌​ ​‍​ ​‍​ ​‍‌‍‌‌​ ‍‌​ ‌​​ ​‍​ ‌​​ ‌‍‌‍‌​​ ‍‌​ ​ ‌‍​ ‌‍‌‍​‍‌‌​ ​‍​ ​‍​‍‌‌​ ‌‌‌​‌​​‍ ‍‌ ‌​‌‍‌‌‌ ‍​‌ ‌​​‍‌‍‌ ​​‌‍‌‌‌ ​‍‌ ​ ‌ ​​‌‍‌‌‌‍​ ‌ ‌​‌‍‍‌‌ ‌‍‌‍‌‌​ ‌‌ ​​‌ ‌‌‌‍​‍‌‍ ​‌‍‍‌‌ ​ ‌‍‍​‌‍‌‌‌‍‌​​‍​‍‌ ‌
YOUTH AND LEAGUE TOURNAMENT:​​​​‌ ‍ ​‍​‍‌‍ ‌ ​‍‌‍‍‌‌‍‌ ‌‍‍‌‌‍ ‍​‍​‍​ ‍‍​‍​‍‌ ​ ‌‍​‌‌‍ ‍‌‍‍‌‌ ‌​‌ ‍‌​‍ ‍‌‍‍‌‌‍ ​‍​‍​‍ ​​‍​‍‌‍‍​‌ ​‍‌‍‌‌‌‍‌‍​‍​‍​ ‍‍​‍​‍‌‍‍​‌ ‌​‌ ‌​‌ ​​‌ ​ ​ ‍‍​‍ ​‍ ‌‍​ ‌‍‍​‌‍‌‌‌‍ ​‌ ​ ‌‍‌‌‌‍​‌‌ ​​‌‍‍‌‌‍‌‌‌ ​‍‌ ​ ​‍ ‍‌ ​ ‌‍​‌‌‍ ‍‌‍‍‌‌ ‌​‌ ‍‌​‍ ‍‌ ​ ‌ ‌​‌ ‌‌‌‍‌​‌‍‍‌‌‍ ​‍ ‌‍‍‌‌‍ ‍‌ ‌​‌‍‌‌‌‍ ‍‌ ‌​​‍ ‌‍‌‌‌‍‌​‌‍‍‌‌ ‌​​‍ ‌‍ ‌‌‍ ‌‍‌​‌‍‌‌​ ‌‌ ​​‌ ​‍‌‍‌‌‌ ​ ‌‍‌‌‌‍ ‍‌ ‌​‌‍​‌‌ ‌​‌‍‍‌‌‍ ‌‍ ‍​ ‍ ‌‍‍‌‌‍‌​​ ‌‌‍​‍​ ‌‌​ ‍​​ ‍‌​ ​‌​ ‍​‌‍‌‍​ ‍​​‍ ‌‌‍​‌‌‍​ ​ ‍​​ ‌​​‍ ‌​ ‌​​ ‌ ‌‍​‍​ ​‌​‍ ‌​ ‍​​ ​​​ ‌‌‌‍‌​​‍ ‌​ ​​​ ‌ ​ ​‌‌‍‌‍​ ​‌​ ‌‌​ ‍​​ ‍‌​ ‍​​ ‌‌​ ‌‌​ ​​​ ‍ ‌ ‌​‌ ‍‌‌ ​​‌‍‌‌​ ‌‌‍‌‍‌‍​‌‌ ​‌​ ‍ ‌ ​​‌‍​‌‌ ‌​‌‍‍​​ ‌‌ ​‍‌‍‍‌‌‍​ ‌‍‍​‌‌‌​‌‍‌‌‌ ‍​‌ ‌​​‍‌‌​ ‌‌‌​​‍‌‌ ‌‍‍ ‌‍‌‌‌ ‍‌​‍‌‌​ ​ ‌​‌​​‍‌‌​ ​ ‌​‌​​‍‌‌​ ​‍​ ​‍​ ‌‍​ ‌ ​ ‌​‌‍​ ​ ‌‌​ ​ ​ ‍‌​ ​​​ ‍‌‌‍​‌‌‍​ ‌‍​‌​‍‌‌​ ​‍​ ​‍​‍‌‌​ ‌‌‌​‌​​‍ ‍‌‍​ ‌‍‍​‌‍‍‌‌‍ ​‌‍‌​‌ ​‍‌‍‌‌‌‍ ‍​‍‌‌​ ‌‌‌​​‍‌‌ ‌‍‍ ‌‍‌‌‌ ‍‌​‍‌‌​ ​ ‌​‌​​‍‌‌​ ​ ‌​‌​​‍‌‌​ ​‍​ ​‍‌‍‌‍‌‍‌‍‌‍​ ​ ‌ ​ ‌​​ ‍​​ ​ ​ ​‌​ ‌ ​ ​​‌‍​‍​ ​ ​‍‌‌​ ​‍​ ​‍​‍‌‌​ ‌‌‌​‌​​‍ ‍‌ ‌​‌‍‌‌‌ ‍​‌ ‌​​ ‌‍​‍‌‍​‌‌ ​ ‌‍‌‌‌‌‌‌‌ ​‍‌‍ ​​ ‌‌‍‍​‌ ‌​‌ ‌​‌ ​​‌ ​ ​‍‌‌​ ​ ‌​​‌​‍‌‌​ ​‍‌​‌‍​‍‌‌​ ​‍‌​‌‍‌‍​ ‌‍‍​‌‍‌‌‌‍ ​‌ ​ ‌‍‌‌‌‍​‌‌ ​​‌‍‍‌‌‍‌‌‌ ​‍‌ ​ ​‍ ‍‌ ​ ‌‍​‌‌‍ ‍‌‍‍‌‌ ‌​‌ ‍‌​‍ ‍‌ ​ ‌ ‌​‌ ‌‌‌‍‌​‌‍‍‌‌‍ ​‍‌‍‌‍‍‌‌‍‌​​ ‌‌‍​‍​ ‌‌​ ‍​​ ‍‌​ ​‌​ ‍​‌‍‌‍​ ‍​​‍ ‌‌‍​‌‌‍​ ​ ‍​​ ‌​​‍ ‌​ ‌​​ ‌ ‌‍​‍​ ​‌​‍ ‌​ ‍​​ ​​​ ‌‌‌‍‌​​‍ ‌​ ​​​ ‌ ​ ​‌‌‍‌‍​ ​‌​ ‌‌​ ‍​​ ‍‌​ ‍​​ ‌‌​ ‌‌​ ​​​‍‌‍‌ ‌​‌ ‍‌‌ ​​‌‍‌‌​ ‌‌‍‌‍‌‍​‌‌ ​‌​‍‌‍‌ ​​‌‍​‌‌ ‌​‌‍‍​​ ‌‌ ​‍‌‍‍‌‌‍​ ‌‍‍​‌‌‌​‌‍‌‌‌ ‍​‌ ‌​​‍‌‌​ ‌‌‌​​‍‌‌ ‌‍‍ ‌‍‌‌‌ ‍‌​‍‌‌​ ​ ‌​‌​​‍‌‌​ ​ ‌​‌​​‍‌‌​ ​‍​ ​‍​ ‌‍​ ‌ ​ ‌​‌‍​ ​ ‌‌​ ​ ​ ‍‌​ ​​​ ‍‌‌‍​‌‌‍​ ‌‍​‌​‍‌‌​ ​‍​ ​‍​‍‌‌​ ‌‌‌​‌​​‍ ‍‌‍​ ‌‍‍​‌‍‍‌‌‍ ​‌‍‌​‌ ​‍‌‍‌‌‌‍ ‍​‍‌‌​ ‌‌‌​​‍‌‌ ‌‍‍ ‌‍‌‌‌ ‍‌​‍‌‌​ ​ ‌​‌​​‍‌‌​ ​ ‌​‌​​‍‌‌​ ​‍​ ​‍‌‍‌‍‌‍‌‍‌‍​ ​ ‌ ​ ‌​​ ‍​​ ​ ​ ​‌​ ‌ ​ ​​‌‍​‍​ ​ ​‍‌‌​ ​‍​ ​‍​‍‌‌​ ‌‌‌​‌​​‍ ‍‌ ‌​‌‍‌‌‌ ‍​‌ ‌​​‍‌‍‌ ​​‌‍‌‌‌ ​‍‌ ​ ‌ ​​‌‍‌‌‌‍​ ‌ ‌​‌‍‍‌‌ ‌‍‌‍‌‌​ ‌‌ ​​‌ ‌‌‌‍​‍‌‍ ​‌‍‍‌‌ ​ ‌‍‍​‌‍‌‌‌‍‌​​‍​‍‌ ‌
7v7 for U9-11 (6 field players and goalkeeper).​​​​‌ ‍ ​‍​‍‌‍ ‌ ​‍‌‍‍‌‌‍‌ ‌‍‍‌‌‍ ‍​‍​‍​ ‍‍​‍​‍‌ ​ ‌‍​‌‌‍ ‍‌‍‍‌‌ ‌​‌ ‍‌​‍ ‍‌‍‍‌‌‍ ​‍​‍​‍ ​​‍​‍‌‍‍​‌ ​‍‌‍‌‌‌‍‌‍​‍​‍​ ‍‍​‍​‍‌‍‍​‌ ‌​‌ ‌​‌ ​​‌ ​ ​ ‍‍​‍ ​‍ ‌‍​ ‌‍‍​‌‍‌‌‌‍ ​‌ ​ ‌‍‌‌‌‍​‌‌ ​​‌‍‍‌‌‍‌‌‌ ​‍‌ ​ ​‍ ‍‌ ​ ‌‍​‌‌‍ ‍‌‍‍‌‌ ‌​‌ ‍‌​‍ ‍‌ ​ ‌ ‌​‌ ‌‌‌‍‌​‌‍‍‌‌‍ ​‍ ‌‍‍‌‌‍ ‍‌ ‌​‌‍‌‌‌‍ ‍‌ ‌​​‍ ‌‍‌‌‌‍‌​‌‍‍‌‌ ‌​​‍ ‌‍ ‌‌‍ ‌‍‌​‌‍‌‌​ ‌‌ ​​‌ ​‍‌‍‌‌‌ ​ ‌‍‌‌‌‍ ‍‌ ‌​‌‍​‌‌ ‌​‌‍‍‌‌‍ ‌‍ ‍​ ‍ ‌‍‍‌‌‍‌​​ ‌‌‍​‍​ ‌‌​ ‍​​ ‍‌​ ​‌​ ‍​‌‍‌‍​ ‍​​‍ ‌‌‍​‌‌‍​ ​ ‍​​ ‌​​‍ ‌​ ‌​​ ‌ ‌‍​‍​ ​‌​‍ ‌​ ‍​​ ​​​ ‌‌‌‍‌​​‍ ‌​ ​​​ ‌ ​ ​‌‌‍‌‍​ ​‌​ ‌‌​ ‍​​ ‍‌​ ‍​​ ‌‌​ ‌‌​ ​​​ ‍ ‌ ‌​‌ ‍‌‌ ​​‌‍‌‌​ ‌‌‍‌‍‌‍​‌‌ ​‌​ ‍ ‌ ​​‌‍​‌‌ ‌​‌‍‍​​ ‌‌ ​‍‌‍‍‌‌‍​ ‌‍‍​‌‌‌​‌‍‌‌‌ ‍​‌ ‌​​‍‌‌​ ‌‌‌​​‍‌‌ ‌‍‍ ‌‍‌‌‌ ‍‌​‍‌‌​ ​ ‌​‌​​‍‌‌​ ​ ‌​‌​​‍‌‌​ ​‍​ ​‍‌‍‌​‌‍‌​​ ‌​​ ​ ​ ​ ​ ​ ‌‍​‍​ ‌‌​ ​ ‌‍‌​​ ​‌​ ‍‌​‍‌‌​ ​‍​ ​‍​‍‌‌​ ‌‌‌​‌​​‍ ‍‌‍​ ‌‍‍​‌‍‍‌‌‍ ​‌‍‌​‌ ​‍‌‍‌‌‌‍ ‍​‍‌‌​ ‌‌‌​​‍‌‌ ‌‍‍ ‌‍‌‌‌ ‍‌​‍‌‌​ ​ ‌​‌​​‍‌‌​ ​ ‌​‌​​‍‌‌​ ​‍​ ​‍‌‍​‍‌‍‌‍​ ‍‌‌‍‌‌​ ‌‌‌‍​ ​ ‌‌‌‍​ ‌‍‌‍‌‍‌​​ ‍‌​ ‌ ​‍‌‌​ ​‍​ ​‍​‍‌‌​ ‌‌‌​‌​​‍ ‍‌ ‌​‌‍‌‌‌ ‍​‌ ‌​​ ‌‍​‍‌‍​‌‌ ​ ‌‍‌‌‌‌‌‌‌ ​‍‌‍ ​​ ‌‌‍‍​‌ ‌​‌ ‌​‌ ​​‌ ​ ​‍‌‌​ ​ ‌​​‌​‍‌‌​ ​‍‌​‌‍​‍‌‌​ ​‍‌​‌‍‌‍​ ‌‍‍​‌‍‌‌‌‍ ​‌ ​ ‌‍‌‌‌‍​‌‌ ​​‌‍‍‌‌‍‌‌‌ ​‍‌ ​ ​‍ ‍‌ ​ ‌‍​‌‌‍ ‍‌‍‍‌‌ ‌​‌ ‍‌​‍ ‍‌ ​ ‌ ‌​‌ ‌‌‌‍‌​‌‍‍‌‌‍ ​‍‌‍‌‍‍‌‌‍‌​​ ‌‌‍​‍​ ‌‌​ ‍​​ ‍‌​ ​‌​ ‍​‌‍‌‍​ ‍​​‍ ‌‌‍​‌‌‍​ ​ ‍​​ ‌​​‍ ‌​ ‌​​ ‌ ‌‍​‍​ ​‌​‍ ‌​ ‍​​ ​​​ ‌‌‌‍‌​​‍ ‌​ ​​​ ‌ ​ ​‌‌‍‌‍​ ​‌​ ‌‌​ ‍​​ ‍‌​ ‍​​ ‌‌​ ‌‌​ ​​​‍‌‍‌ ‌​‌ ‍‌‌ ​​‌‍‌‌​ ‌‌‍‌‍‌‍​‌‌ ​‌​‍‌‍‌ ​​‌‍​‌‌ ‌​‌‍‍​​ ‌‌ ​‍‌‍‍‌‌‍​ ‌‍‍​‌‌‌​‌‍‌‌‌ ‍​‌ ‌​​‍‌‌​ ‌‌‌​​‍‌‌ ‌‍‍ ‌‍‌‌‌ ‍‌​‍‌‌​ ​ ‌​‌​​‍‌‌​ ​ ‌​‌​​‍‌‌​ ​‍​ ​‍‌‍‌​‌‍‌​​ ‌​​ ​ ​ ​ ​ ​ ‌‍​‍​ ‌‌​ ​ ‌‍‌​​ ​‌​ ‍‌​‍‌‌​ ​‍​ ​‍​‍‌‌​ ‌‌‌​‌​​‍ ‍‌‍​ ‌‍‍​‌‍‍‌‌‍ ​‌‍‌​‌ ​‍‌‍‌‌‌‍ ‍​‍‌‌​ ‌‌‌​​‍‌‌ ‌‍‍ ‌‍‌‌‌ ‍‌​‍‌‌​ ​ ‌​‌​​‍‌‌​ ​ ‌​‌​​‍‌‌​ ​‍​ ​‍‌‍​‍‌‍‌‍​ ‍‌‌‍‌‌​ ‌‌‌‍​ ​ ‌‌‌‍​ ‌‍‌‍‌‍‌​​ ‍‌​ ‌ ​‍‌‌​ ​‍​ ​‍​‍‌‌​ ‌‌‌​‌​​‍ ‍‌ ‌​‌‍‌‌‌ ‍​‌ ‌​​‍‌‍‌ ​​‌‍‌‌‌ ​‍‌ ​ ‌ ​​‌‍‌‌‌‍​ ‌ ‌​‌‍‍‌‌ ‌‍‌‍‌‌​ ‌‌ ​​‌ ‌‌‌‍​‍‌‍ ​‌‍‍‌‌ ​ ‌‍‍​‌‍‌‌‌‍‌​​‍​‍‌ ‌
6v6 for U12 + (5 field players and a goalkeeper).​​​​‌ ‍ ​‍​‍‌‍ ‌ ​‍‌‍‍‌‌‍‌ ‌‍‍‌‌‍ ‍​‍​‍​ ‍‍​‍​‍‌ ​ ‌‍​‌‌‍ ‍‌‍‍‌‌ ‌​‌ ‍‌​‍ ‍‌‍‍‌‌‍ ​‍​‍​‍ ​​‍​‍‌‍‍​‌ ​‍‌‍‌‌‌‍‌‍​‍​‍​ ‍‍​‍​‍‌‍‍​‌ ‌​‌ ‌​‌ ​​‌ ​ ​ ‍‍​‍ ​‍ ‌‍​ ‌‍‍​‌‍‌‌‌‍ ​‌ ​ ‌‍‌‌‌‍​‌‌ ​​‌‍‍‌‌‍‌‌‌ ​‍‌ ​ ​‍ ‍‌ ​ ‌‍​‌‌‍ ‍‌‍‍‌‌ ‌​‌ ‍‌​‍ ‍‌ ​ ‌ ‌​‌ ‌‌‌‍‌​‌‍‍‌‌‍ ​‍ ‌‍‍‌‌‍ ‍‌ ‌​‌‍‌‌‌‍ ‍‌ ‌​​‍ ‌‍‌‌‌‍‌​‌‍‍‌‌ ‌​​‍ ‌‍ ‌‌‍ ‌‍‌​‌‍‌‌​ ‌‌ ​​‌ ​‍‌‍‌‌‌ ​ ‌‍‌‌‌‍ ‍‌ ‌​‌‍​‌‌ ‌​‌‍‍‌‌‍ ‌‍ ‍​ ‍ ‌‍‍‌‌‍‌​​ ‌‌‍​‍​ ‌‌​ ‍​​ ‍‌​ ​‌​ ‍​‌‍‌‍​ ‍​​‍ ‌‌‍​‌‌‍​ ​ ‍​​ ‌​​‍ ‌​ ‌​​ ‌ ‌‍​‍​ ​‌​‍ ‌​ ‍​​ ​​​ ‌‌‌‍‌​​‍ ‌​ ​​​ ‌ ​ ​‌‌‍‌‍​ ​‌​ ‌‌​ ‍​​ ‍‌​ ‍​​ ‌‌​ ‌‌​ ​​​ ‍ ‌ ‌​‌ ‍‌‌ ​​‌‍‌‌​ ‌‌‍‌‍‌‍​‌‌ ​‌​ ‍ ‌ ​​‌‍​‌‌ ‌​‌‍‍​​ ‌‌ ​‍‌‍‍‌‌‍​ ‌‍‍​‌‌‌​‌‍‌‌‌ ‍​‌ ‌​​‍‌‌​ ‌‌‌​​‍‌‌ ‌‍‍ ‌‍‌‌‌ ‍‌​‍‌‌​ ​ ‌​‌​​‍‌‌​ ​ ‌​‌​​‍‌‌​ ​‍​ ​‍​ ‍​‌‍​‍​ ‍‌​ ‌ ​ ‌‍​ ​ ​ ​ ​ ‌ ​ ‌‌‌‍​‍‌‍‌‍​ ‍‌​‍‌‌​ ​‍​ ​‍​‍‌‌​ ‌‌‌​‌​​‍ ‍‌‍​ ‌‍‍​‌‍‍‌‌‍ ​‌‍‌​‌ ​‍‌‍‌‌‌‍ ‍​‍‌‌​ ‌‌‌​​‍‌‌ ‌‍‍ ‌‍‌‌‌ ‍‌​‍‌‌​ ​ ‌​‌​​‍‌‌​ ​ ‌​‌​​‍‌‌​ ​‍​ ​‍​ ‍​​ ‌​‌‍​‌‌‍​‍‌‍‌​​ ​ ​ ‌‍‌‍‌‌​ ​‌​ ‌​​ ‌‍​ ‌‌​‍‌‌​ ​‍​ ​‍​‍‌‌​ ‌‌‌​‌​​‍ ‍‌ ‌​‌‍‌‌‌ ‍​‌ ‌​​ ‌‍​‍‌‍​‌‌ ​ ‌‍‌‌‌‌‌‌‌ ​‍‌‍ ​​ ‌‌‍‍​‌ ‌​‌ ‌​‌ ​​‌ ​ ​‍‌‌​ ​ ‌​​‌​‍‌‌​ ​‍‌​‌‍​‍‌‌​ ​‍‌​‌‍‌‍​ ‌‍‍​‌‍‌‌‌‍ ​‌ ​ ‌‍‌‌‌‍​‌‌ ​​‌‍‍‌‌‍‌‌‌ ​‍‌ ​ ​‍ ‍‌ ​ ‌‍​‌‌‍ ‍‌‍‍‌‌ ‌​‌ ‍‌​‍ ‍‌ ​ ‌ ‌​‌ ‌‌‌‍‌​‌‍‍‌‌‍ ​‍‌‍‌‍‍‌‌‍‌​​ ‌‌‍​‍​ ‌‌​ ‍​​ ‍‌​ ​‌​ ‍​‌‍‌‍​ ‍​​‍ ‌‌‍​‌‌‍​ ​ ‍​​ ‌​​‍ ‌​ ‌​​ ‌ ‌‍​‍​ ​‌​‍ ‌​ ‍​​ ​​​ ‌‌‌‍‌​​‍ ‌​ ​​​ ‌ ​ ​‌‌‍‌‍​ ​‌​ ‌‌​ ‍​​ ‍‌​ ‍​​ ‌‌​ ‌‌​ ​​​‍‌‍‌ ‌​‌ ‍‌‌ ​​‌‍‌‌​ ‌‌‍‌‍‌‍​‌‌ ​‌​‍‌‍‌ ​​‌‍​‌‌ ‌​‌‍‍​​ ‌‌ ​‍‌‍‍‌‌‍​ ‌‍‍​‌‌‌​‌‍‌‌‌ ‍​‌ ‌​​‍‌‌​ ‌‌‌​​‍‌‌ ‌‍‍ ‌‍‌‌‌ ‍‌​‍‌‌​ ​ ‌​‌​​‍‌‌​ ​ ‌​‌​​‍‌‌​ ​‍​ ​‍​ ‍​‌‍​‍​ ‍‌​ ‌ ​ ‌‍​ ​ ​ ​ ​ ‌ ​ ‌‌‌‍​‍‌‍‌‍​ ‍‌​‍‌‌​ ​‍​ ​‍​‍‌‌​ ‌‌‌​‌​​‍ ‍‌‍​ ‌‍‍​‌‍‍‌‌‍ ​‌‍‌​‌ ​‍‌‍‌‌‌‍ ‍​‍‌‌​ ‌‌‌​​‍‌‌ ‌‍‍ ‌‍‌‌‌ ‍‌​‍‌‌​ ​ ‌​‌​​‍‌‌​ ​ ‌​‌​​‍‌‌​ ​‍​ ​‍​ ‍​​ ‌​‌‍​‌‌‍​‍‌‍‌​​ ​ ​ ‌‍‌‍‌‌​ ​‌​ ‌​​ ‌‍​ ‌‌​‍‌‌​ ​‍​ ​‍​‍‌‌​ ‌‌‌​‌​​‍ ‍‌ ‌​‌‍‌‌‌ ‍​‌ ‌​​‍‌‍‌ ​​‌‍‌‌‌ ​‍‌ ​ ‌ ​​‌‍‌‌‌‍​ ‌ ‌​‌‍‍‌‌ ‌‍‌‍‌‌​ ‌‌ ​​‌ ‌‌‌‍​‍‌‍ ​‌‍‍‌‌ ​ ‌‍‍​‌‍‌‌‌‍‌​​‍​‍‌ ‌
If teams participate in a combined U11/12 tournament/league, the